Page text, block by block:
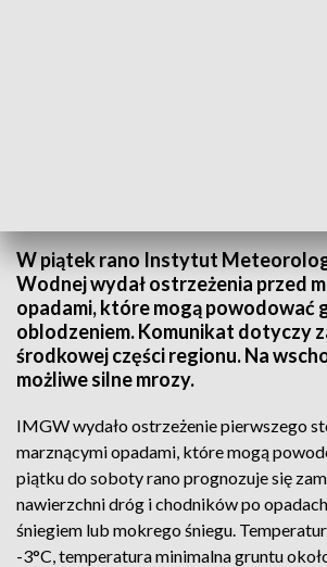
W piątek rano Instytut
Wodnej wydał ostrzeżenia przed
opadami, które mogą powodować
oblodzeniem. Komunikat dotyczy
środkowej części regionu. Na
możliwe silne mrozy.
IMGW wydało ostrzeżenie pierwszego
marznącymi opadami, które mogą
piątku do soboty rano prognozuje się
nawierzchni dróg i chodników po
śniegiem lub mokrego śniegu.
-3°C, temperatura minimalna gruntu